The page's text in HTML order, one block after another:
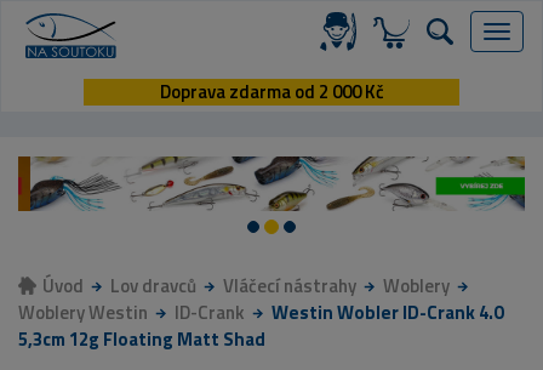
Menu
Doprava zdarma od 2 000 Kč
Úvod Lov dravců Vláčecí nástrahy
Woblery
Woblery Westin
ID-Crank
Westin Wobler ID-Crank 4.0
5,3cm 12g Floating Matt Shad